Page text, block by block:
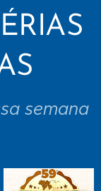
semana